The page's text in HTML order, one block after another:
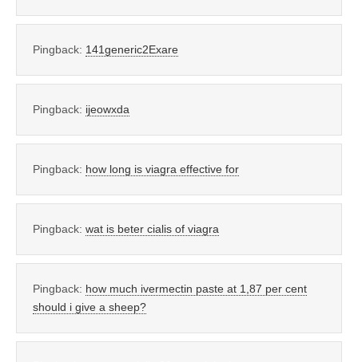
Pingback: 141generic2Exare
Pingback: ijeowxda
Pingback: how long is viagra effective for
Pingback: wat is beter cialis of viagra
Pingback: how much ivermectin paste at 1,87 per cent
should i give a sheep?